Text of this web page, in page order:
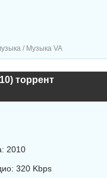
/ Музыка VA
торрент
2010
320 Kbps